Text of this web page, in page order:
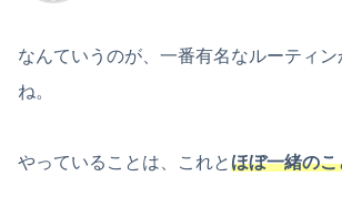
なんていうのが、一番有名なルーティ
ね。
やっていることは、これとほぼ一緒のこ